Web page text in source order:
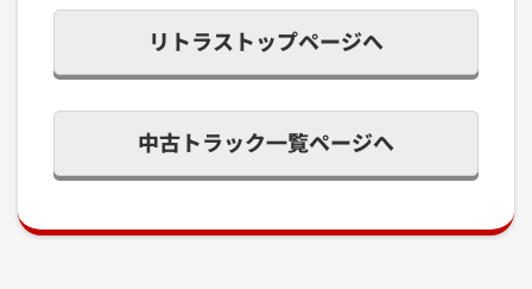
リトラストップページへ
中古トラック一覧ページへ